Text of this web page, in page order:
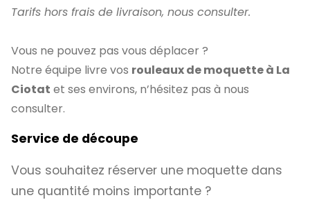
Tarifs hors frais de livraison, nous consulter.
Vous ne pouvez pas vous déplacer ?
Notre équipe livre vos rouleaux de moquette à La
Ciotat et ses environs, n’hésitez pas à nous
consulter.
Service de découpe
Vous souhaitez réserver une moquette dans
une quantité moins importante ?